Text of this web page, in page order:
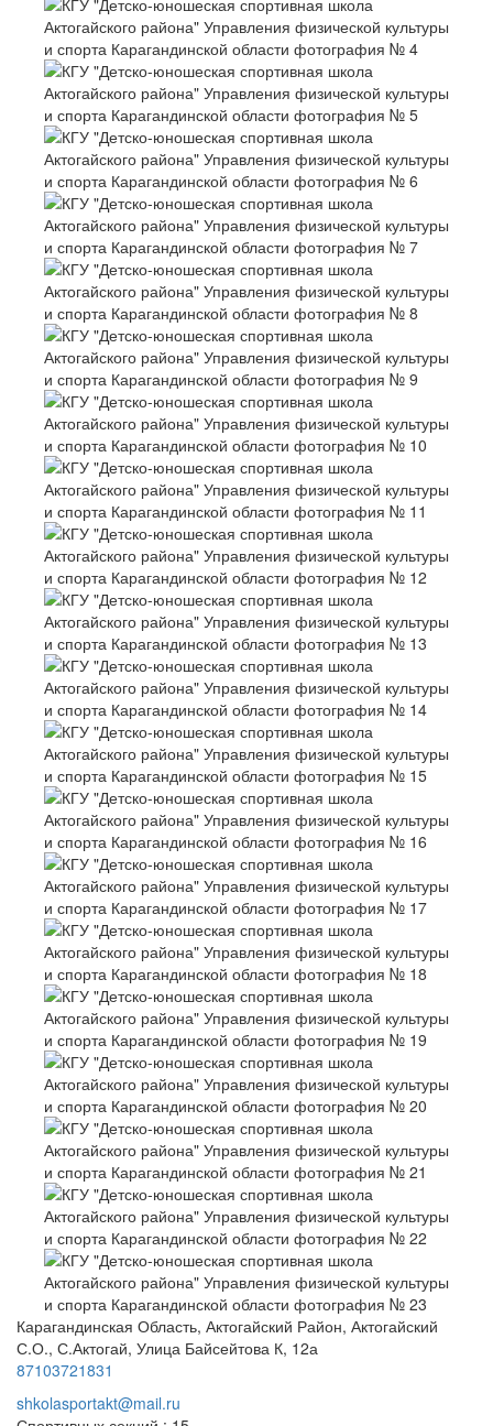
Карагандинская Область, Актогайский Район, Актогайский
С.О., С.Актогай, Улица Байсейтова К, 12а
87103721831
shkolasportakt@mail.ru